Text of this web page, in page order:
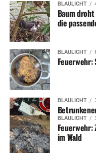
BLAULICHT
Baum
die
BLAULICHT
BLAULICHT
BLAULICHT
im Wald